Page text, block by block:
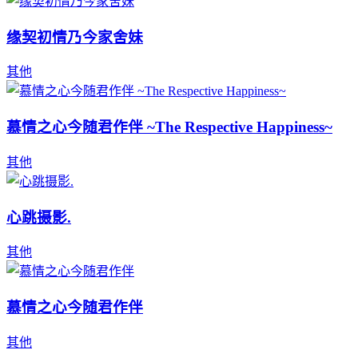
缘契初情乃今家舍妹
其他
慕情之心今随君作伴 ~The Respective Happiness~
其他
心跳摄影.
其他
慕情之心今随君作伴
其他